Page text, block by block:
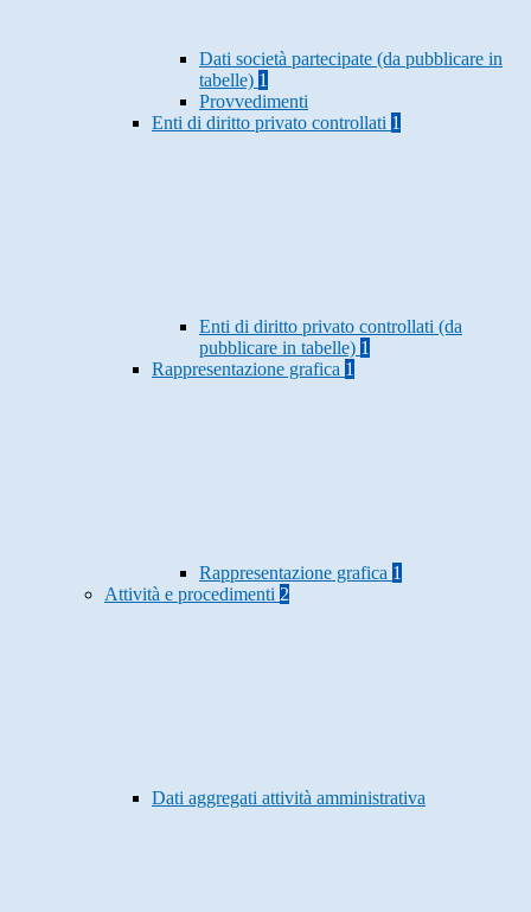
Dati società partecipate (da pubblicare in
tabelle) 1
Provvedimenti
Enti di diritto privato controllati 1
Enti di diritto privato controllati (da
pubblicare in tabelle) 1
Rappresentazione grafica 1
Rappresentazione grafica 1
Attività e procedimenti 2
Dati aggregati attività amministrativa